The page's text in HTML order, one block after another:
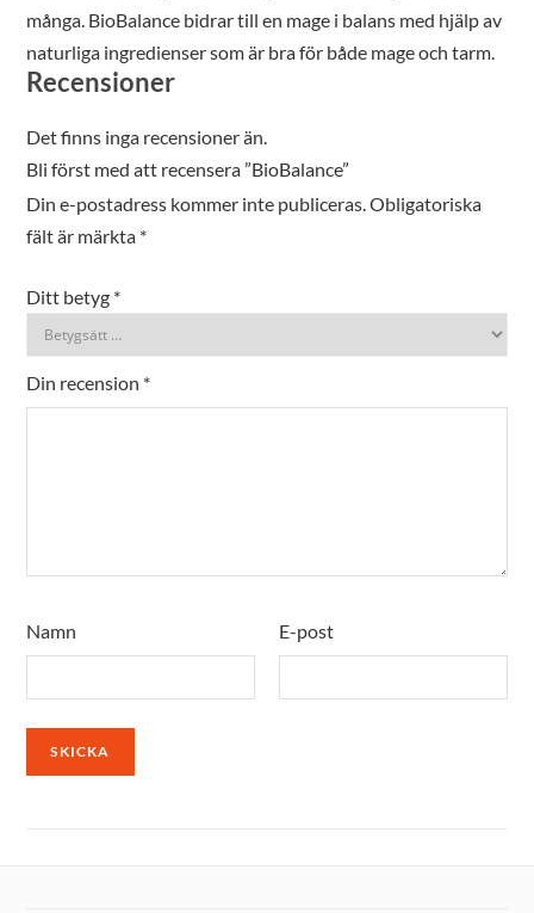
många. BioBalance bidrar till en mage i balans med hjälp av
naturliga ingredienser som är bra för både mage och tarm.
Recensioner
Det finns inga recensioner än.
Bli först med att recensera ”BioBalance”
Din e-postadress kommer inte publiceras. Obligatoriska
fält är märkta *
Ditt betyg *
Din recension *
Namn E-post